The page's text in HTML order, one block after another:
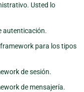
Usted lo
autenticación.
para los tipos
de sesión.
de mensajería.